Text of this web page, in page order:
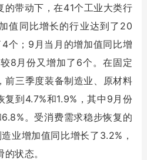
的带动下，在41个工业大类行
值同比增长的行业达到了20
个；9月当月的增加值同比增
8月份又增加了6个。在固定
前三季度装备制造业、原材料
复到4.7%和1.9%，其中9月份
。受消费需求稳步恢复的
业增加值同比增长了3.2%，
状态。